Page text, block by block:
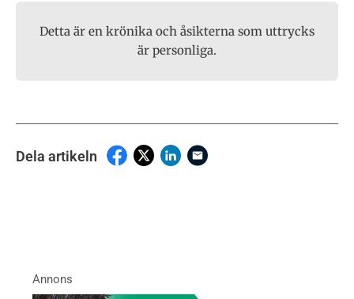
Detta är en krönika och åsikterna som uttrycks
är personliga.
Dela artikeln